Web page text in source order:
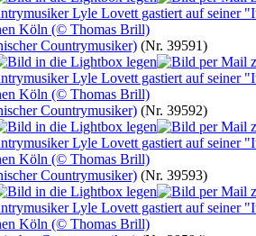
Countrymusiker) (Nr. 39591)
Countrymusiker) (Nr. 39592)
Countrymusiker) (Nr. 39593)